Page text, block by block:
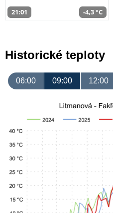
21:01 -4,3 °C
Historické teploty
06:00 09:00 12:00